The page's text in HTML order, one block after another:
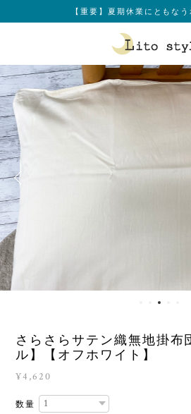
【重要】夏期休業にともな
さらさらサテン織無地掛布
ル】【オフホワイト】
¥4,620
数量